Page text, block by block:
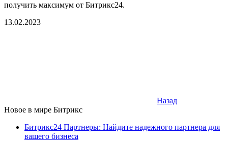
получить максимум от Битрикс24.
13.02.2023
Назад
Новое в мире Битрикс
Битрикс24 Партнеры: Найдите надежного партнера для
вашего бизнеса